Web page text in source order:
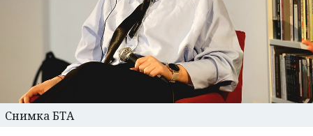
Снимка БТА